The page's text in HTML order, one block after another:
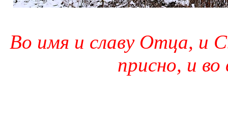
Во имя и славу Отца, и
присно, и во